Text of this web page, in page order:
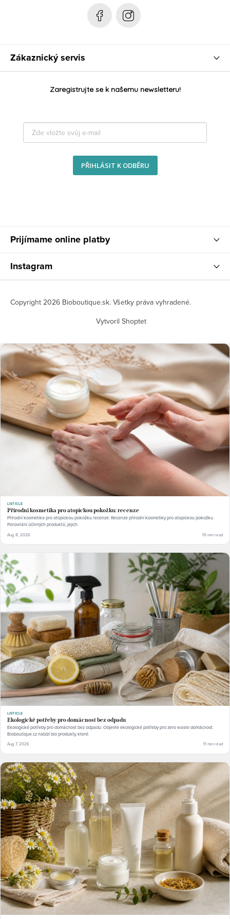
Zákaznický servis
Zaregistrujte se k našemu newsletteru!
PŘIHLÁSIT K ODBĚRU
Prijímame online platby
Instagram
Vytvoril Shoptet
Copyright 2026 Bioboutique.sk. Všetky práva vyhradené.
LISTICLE
Přírodní kosmetika pro atopickou pokožku: recenze
Přírodní kosmetika pro atopickou pokožku recenze: Recenze přírodní kosmetiky pro atopickou pokožku.
Porovnání účinných produktů, jejich.
Aug 8, 2026 10 min read
LISTICLE
Ekologické potřeby pro domácnost bez odpadu
Ekologické potřeby pro domácnost bez odpadu: Objevte ekologické potřeby pro zero waste domácnost.
Bioboutique.cz nabízí bio produkty, které.
Aug 7, 2026 11 min read